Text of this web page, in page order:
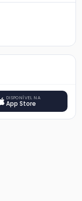
DISPONÍVEL NA
App Store